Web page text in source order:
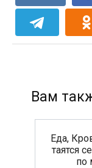
Вам
Еда,
таятся
по